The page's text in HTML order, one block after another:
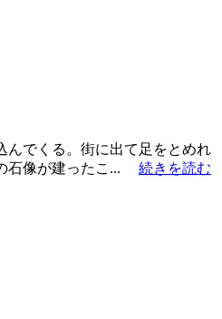
でくる。街に出て足をとめれ
石像が建ったこ... 続きを読む